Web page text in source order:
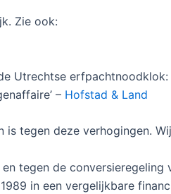
Zie ook:
Utrechtse erfpachtnoodklok:
– Hofstad & Land
is tegen deze verhogingen.
tegen de conversieregeling
in een vergelijkbare